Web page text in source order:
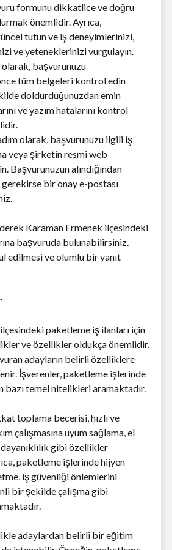
formunu dikkatlice ve doğru
önemlidir. Ayrıca,
tutun ve iş deneyimlerinizi,
ve yeteneklerinizi vurgulayın.
olarak, başvurunuzu
tüm belgeleri kontrol edin
doldurduğunuzdan emin
ve yazım hatalarını kontrol
olarak, başvurunuzu ilgili iş
veya şirketin resmi web
Başvurunuzun alındığından
bir onay e-postası
Karaman Ermenek ilçesindeki
başvuruda bulunabilirsiniz.
edilmesi ve olumlu bir yanıt
paketleme iş ilanları için
ve özellikler oldukça önemlidir.
adayların belirli özelliklere
İşverenler, paketleme işlerinde
bazı temel nitelikleri aramaktadır.
toplama becerisi, hızlı ve
çalışmasına uyum sağlama, el
gibi özellikler
paketleme işlerinde hijyen
iş güvenliği önlemlerini
bir şekilde çalışma gibi
adaylardan belirli bir eğitim